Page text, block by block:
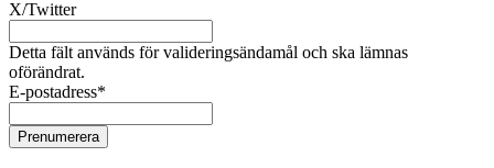
X/Twitter
Detta fält används för valideringsändamål och ska lämnas
oförändrat.
E-postadress*